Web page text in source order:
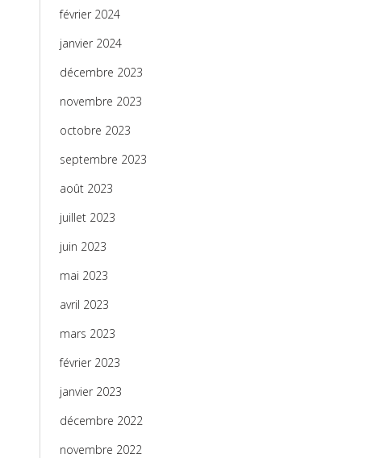
février 2024
janvier 2024
décembre 2023
novembre 2023
octobre 2023
septembre 2023
août 2023
juillet 2023
juin 2023
mai 2023
avril 2023
mars 2023
février 2023
janvier 2023
décembre 2022
novembre 2022